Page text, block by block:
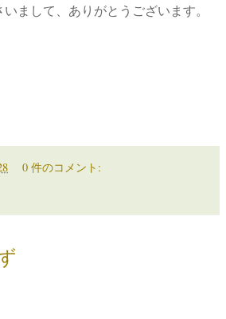
まして、ありがとうございます。
0 件のコメント: